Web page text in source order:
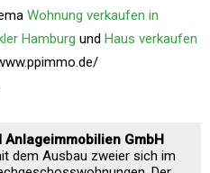
Wohnung verkaufen in
Hamburg und Haus verkaufen
GmbH
dem Ausbau zweier sich im